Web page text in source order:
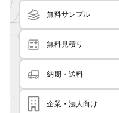
無料サンプル
無料見積り
納期・送料
企業・法人向け